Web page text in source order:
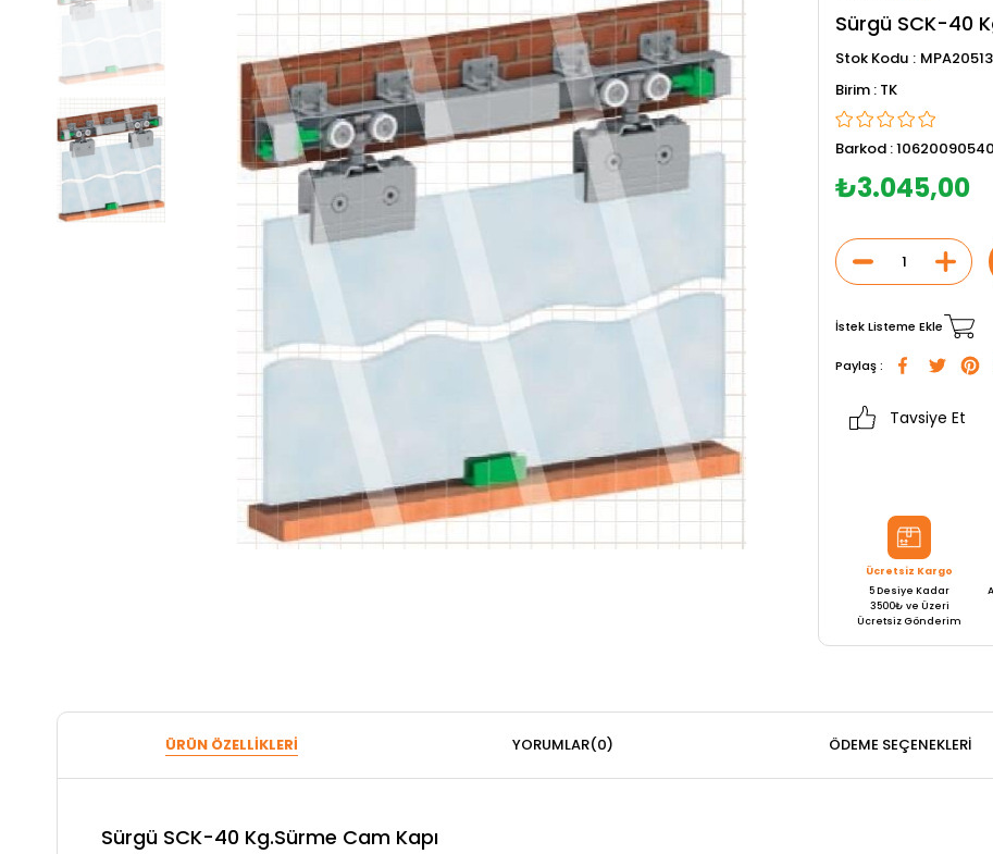
Sürgü SCK-40
Stok Kodu
TK
Barkod :
₺3.045,00
İstek Listeme Ekle
Paylaş :
Tavsiye Et
Ücretsiz Kargo
5 Desiye Kadar
3500₺ ve Üzeri
Ücretsiz Gönderim
ÜRÜN ÖZELLIKLERI YORUMLAR(0) ÖDEME SEÇENEKLERI
Sürgü SCK-40 Kg.Sürme Cam Kapı